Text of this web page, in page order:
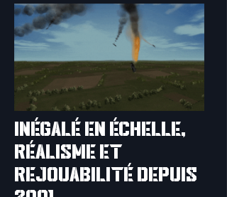
INÉGALÉ EN ÉCHELLE,
RÉALISME ET
REJOUABILITÉ DEPUIS